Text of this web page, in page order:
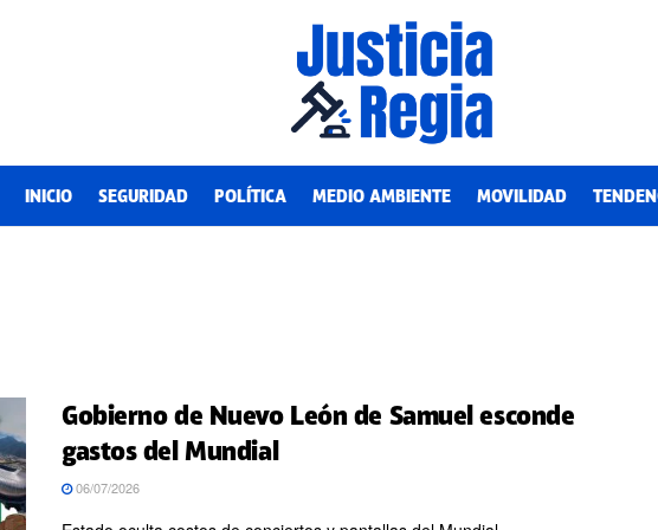
INICIO SEGURIDAD POLÍTICA MEDIO AMBIENTE MOVILIDAD
Gobierno de Nuevo León de Samuel esconde
gastos del Mundial
06/07/2026